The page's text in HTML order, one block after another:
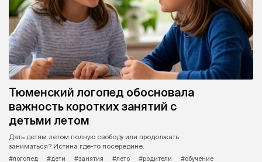
Тюменский логопед обосновала
важность коротких занятий с
детьми летом
Дать детям летом полную свободу или продолжать
заниматься? Истина где-то посередине.
#логопед
#дети #занятия #лето #родители
#обучение